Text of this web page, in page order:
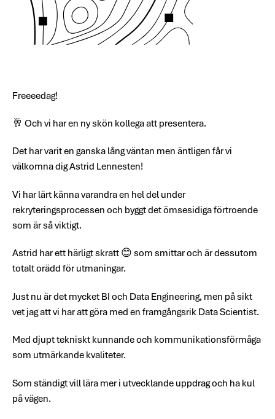
Freeeedag!
🥂 Och vi har en ny skön kollega att presentera.
Det har varit en ganska lång väntan men äntligen får vi
välkomna dig Astrid Lennesten!
Vi har lärt känna varandra en hel del under
rekryteringsprocessen och byggt det ömsesidiga förtroende
som är så viktigt.
Astrid har ett härligt skratt 😊 som smittar och är dessutom
totalt orädd för utmaningar.
Just nu är det mycket BI och Data Engineering, men på sikt
vet jag att vi har att göra med en framgångsrik Data Scientist.
Med djupt tekniskt kunnande och kommunikationsförmåga
som utmärkande kvaliteter.
Som ständigt vill lära mer i utvecklande uppdrag och ha kul
på vägen.